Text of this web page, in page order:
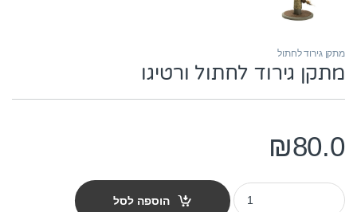
מתקן גירוד לחתול
מתקן גירוד לחתול ורטיגו
₪80.0
מתקן גירוד לחתול ורטיגו quantity
הוספה לסל